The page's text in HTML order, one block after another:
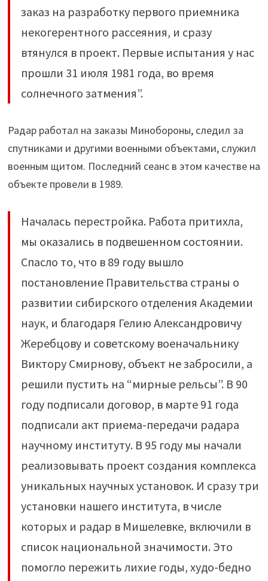
заказ на разработку первого приемника
некогерентного рассеяния, и сразу
втянулся в проект. Первые испытания у нас
прошли 31 июля 1981 года, во время
солнечного затмения”.
Радар работал на заказы Минобороны, следил за
спутниками и другими военными объектами, служил
военным щитом. Последний сеанс в этом качестве на
объекте провели в 1989.
Началась перестройка. Работа притихла,
мы оказались в подвешенном состоянии.
Спасло то, что в 89 году вышло
постановление Правительства страны о
развитии сибирского отделения Академии
наук, и благодаря Гелию Александровичу
Жеребцову и советскому военачальнику
Виктору Смирнову, объект не забросили, а
решили пустить на “мирные рельсы”. В 90
году подписали договор, в марте 91 года
подписали акт приема-передачи радара
научному институту. В 95 году мы начали
реализовывать проект создания комплекса
уникальных научных установок. И сразу три
установки нашего института, в числе
которых и радар в Мишелевке, включили в
список национальной значимости. Это
помогло пережить лихие годы, худо-бедно